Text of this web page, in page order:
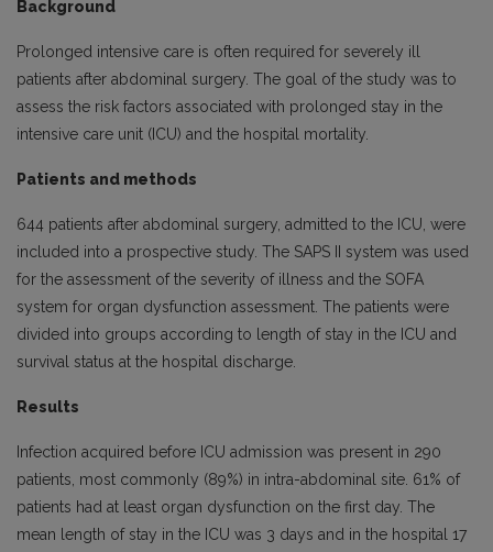
Background
Prolonged intensive care is often required for severely ill
patients after abdominal surgery. The goal of the study was to
assess the risk factors associated with prolonged stay in the
intensive care unit (ICU) and the hospital mortality.
Patients and methods
644 patients after abdominal surgery, admitted to the ICU, were
included into a prospective study. The SAPS II system was used
for the assessment of the severity of illness and the SOFA
system for organ dysfunction assessment. The patients were
divided into groups according to length of stay in the ICU and
survival status at the hospital discharge.
Results
Infection acquired before ICU admission was present in 290
patients, most commonly (89%) in intra-abdominal site. 61% of
patients had at least organ dysfunction on the first day. The
mean length of stay in the ICU was 3 days and in the hospital 17